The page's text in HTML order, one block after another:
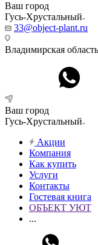
Ваш город
Гусь-Хрустальный
33@object-plant.ru
Владимирская
Ваш город
Гусь-Хрустальный
Акции
Компания
Как купить
Услуги
Контакты
Гостевая книга
ОБЪЕКТ УЮТ
...